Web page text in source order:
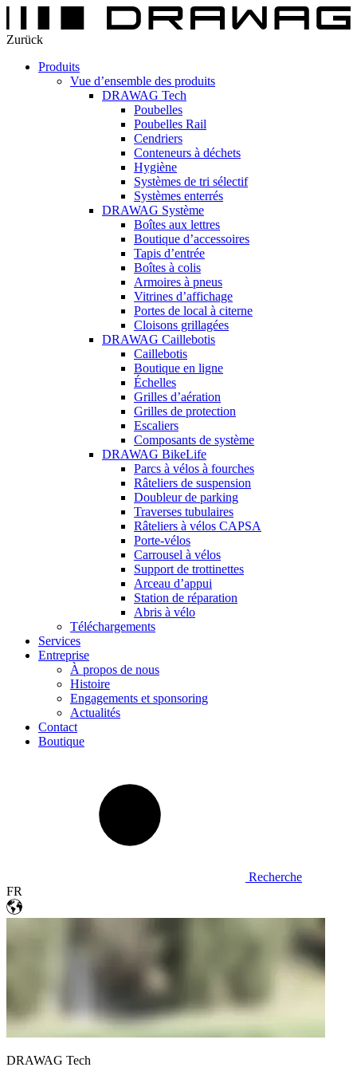
Zurück
Produits
Vue d’ensemble des produits
DRAWAG Tech
Poubelles
Poubelles Rail
Cendriers
Conteneurs à déchets
Hygiène
Systèmes de tri sélectif
Systèmes enterrés
DRAWAG Système
Boîtes aux lettres
Boutique d’accessoires
Tapis d’entrée
Boîtes à colis
Armoires à pneus
Vitrines d’affichage
Portes de local à citerne
Cloisons grillagées
DRAWAG Caillebotis
Caillebotis
Boutique en ligne
Échelles
Grilles d’aération
Grilles de protection
Escaliers
Composants de système
DRAWAG BikeLife
Parcs à vélos à fourches
Râteliers de suspension
Doubleur de parking
Traverses tubulaires
Râteliers à vélos CAPSA
Porte-vélos
Carrousel à vélos
Support de trottinettes
Arceau d’appui
Station de réparation
Abris à vélo
Téléchargements
Services
Entreprise
À propos de nous
Histoire
Engagements et sponsoring
Actualités
Contact
Boutique
Recherche
FR
DRAWAG Tech